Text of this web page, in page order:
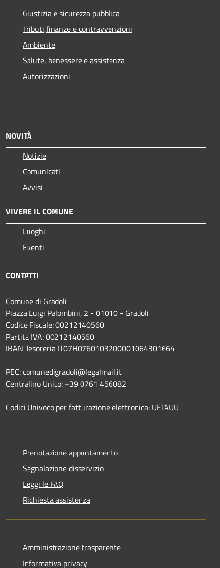
Giustizia e sicurezza pubblica
Tributi,finanze e contravvenzioni
Ambiente
Salute, benessere e assistenza
Autorizzazioni
NOVITÀ
Notizie
Comunicati
Avvisi
VIVERE IL COMUNE
Luoghi
Eventi
CONTATTI
Comune di Gradoli
Piazza Luigi Palombini, 2 - 01010 - Gradoli
Codice Fiscale: 00212140560
Partita IVA: 00212140560
IBAN Tesoreria IT07H0760103200001064301664
PEC: comunedigradoli@legalmail.it
Centralino Unico: +39 0761 456082
Codici Univoco per fatturazione elettronica: UFTAUU
Prenotazione appuntamento
Segnalazione disservizio
Leggi le FAQ
Richiesta assistenza
Amministrazione trasparente
Informativa privacy